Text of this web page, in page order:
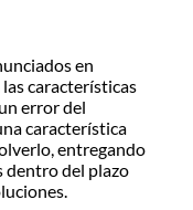
en
características
error del
característica
entregando
dentro del plazo